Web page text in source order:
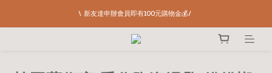
\ 新友達申辦會員即有100元購物金💰/